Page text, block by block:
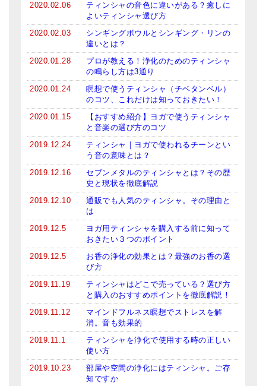
2020.02.06
ティンシャの音色に違いがある？癒しに
よいティンシャ選び方
2020.02.03
シンギングボウルとシンギング・リンの
違いとは？
2020.01.28
プロが教える！浄化のためのティンシャ
の鳴らし方は3通り
2020.01.24
瞑想で使うティンシャ（チベタンベル）
のコツ、これだけは知っておきたい！
2020.01.15
【おすすめ紹介】ヨガで使うティンシャ
と音楽の選び方のコツ
2019.12.24
ティンシャ｜ヨガで使われるチーンとい
う音の意味とは？
2019.12.16
セブンメタルのティンシャとは？その歴
史と現状を徹底解説
2019.12.10
通販でも人気のティンシャ。その理由と
は
2019.12.5
ヨガ用ティンシャを購入する前に知って
おきたい３つのポイント
2019.12.5
お香の浄化の効果とは？最強のお香の選
び方
2019.11.19
ティンシャはどこで売っている？選び方
と購入のおすすめポイントを徹底解説！
2019.11.12
マインドフルネス瞑想でストレスを解
消。音も効果的
2019.11.1
ティンシャを浄化で使用する時の正しい
使い方
2019.10.23
部屋や空間の浄化にはティンシャ。ご存
知ですか